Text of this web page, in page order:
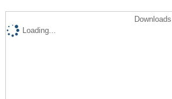
Loading...